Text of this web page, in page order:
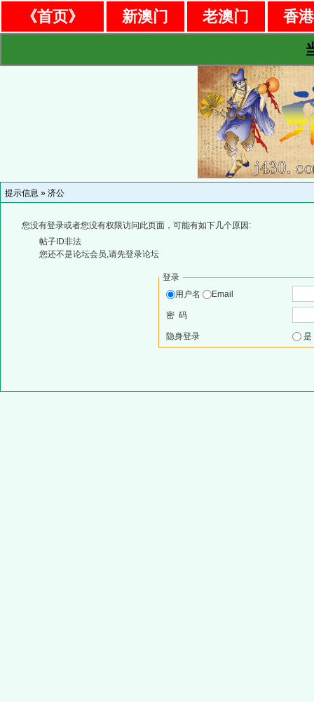
《首页》 新澳门 老澳门
香
提示信息 » 济公
您没有登录或者您没有权限访问此页面，可能有如下几个原因:
帖子ID非法
您还不是论坛会员,请先登录论坛
登录
用户名
Email
密 码
隐身登录